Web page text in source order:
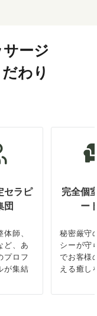
ージ
わり
セラピ
団
師、
ど、あ
プロフ
が集結
完全個
ー
秘密厳守
シーが守
でお客様
える癒し